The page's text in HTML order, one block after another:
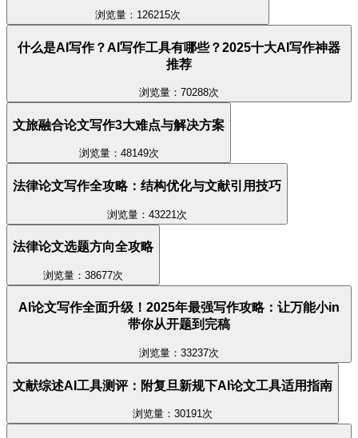
浏览量：126215次
什么是AI写作？AI写作工具有哪些？2025十大AI写作神器
推荐
浏览量：70288次
文旅融合论文写作3大难点与解决方案
浏览量：48149次
法律论文写作全攻略：结构优化与文献引用技巧
浏览量：43221次
法律论文选题方向全攻略
浏览量：38677次
AI论文写作全面升级！2025年最强写作攻略：让万能小in
带你从开题到完稿
浏览量：33237次
文献综述AI工具测评：附复旦新规下AI论文工具适用指南
浏览量：30191次